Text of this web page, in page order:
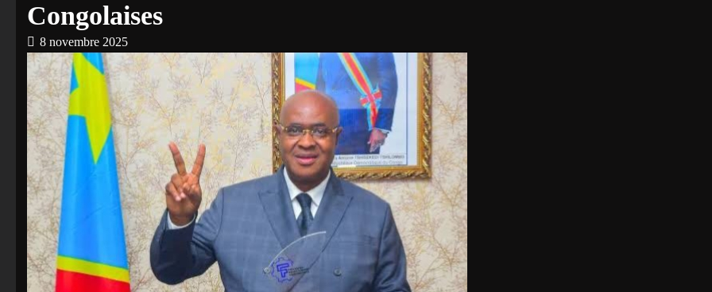
Congolaises
8 novembre 2025